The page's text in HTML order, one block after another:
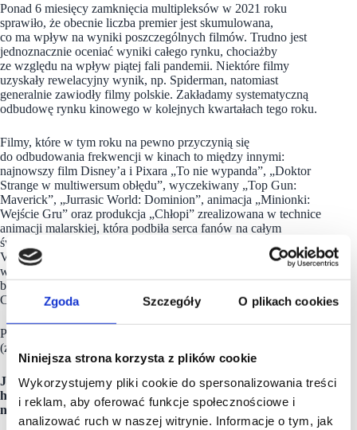
Zgoda Szczegóły O plikach cookies
Niniejsza strona korzysta z plików cookie
Wykorzystujemy pliki cookie do spersonalizowania treści
i reklam, aby oferować funkcje społecznościowe i
analizować ruch w naszej witrynie. Informacje o tym, jak
Ponad 6 miesięcy zamknięcia multipleksów w 2021 roku
sprawiło, że obecnie liczba premier jest skumulowana,
co ma wpływ na wyniki poszczególnych filmów. Trudno jest
jednoznacznie oceniać wyniki całego rynku, chociażby
ze względu na wpływ piątej fali pandemii. Niektóre filmy
uzyskały rewelacyjny wynik, np. Spiderman, natomiast
generalnie zawiodły filmy polskie. Zakładamy systematyczną
odbudowę rynku kinowego w kolejnych kwartałach tego roku.
Filmy, które w tym roku na pewno przyczynią się
do odbudowania frekwencji w kinach to między innymi:
najnowszy film Disney’a i Pixara „To nie wypanda”, „Doktor
Strange w multiwersum obłędu”, wyczekiwany „Top Gun:
Maverick”, „Jurrasic World: Dominion”, animacja „Minionki:
Wejście Gru” oraz produkcja „Chłopi” zrealizowana w technice
animacji malarskiej, która podbiła serca fanów na całym
świecie przy poprzedniej realizacji studia – filmie „Twój
Vincent”. Jednak na najgłośniejszą premierę 2022 roku
widzowie muszą zaczekać do 16 grudnia – wtedy premierę
będzie miał „Avatar 2” wyreżyserowany przez Jamesa
Camerona.
Poza tym zniesione zostały obostrzenia dotyczące kina
(za wyjątkiem maseczek).
Jak przebiega Państwa współpraca z centrami
handlowymi? Czego oczekujecie i jakie macie pomysły
na współpracę?